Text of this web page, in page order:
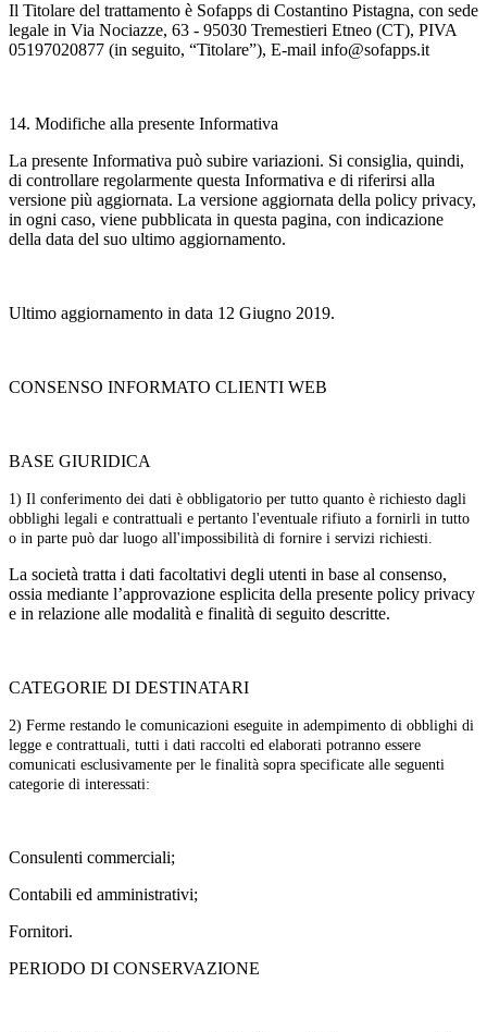
Il Titolare del trattamento è Sofapps di Costantino Pistagna, con sede
legale in Via Nociazze, 63 - 95030 Tremestieri Etneo (CT), PIVA
05197020877 (in seguito, “Titolare”), E-mail info@sofapps.it
14. Modifiche alla presente Informativa
La presente Informativa può subire variazioni. Si consiglia, quindi,
di controllare regolarmente questa Informativa e di riferirsi alla
versione più aggiornata. La versione aggiornata della policy privacy,
in ogni caso, viene pubblicata in questa pagina, con indicazione
della data del suo ultimo aggiornamento.
Ultimo aggiornamento in data 12 Giugno 2019.
CONSENSO INFORMATO CLIENTI WEB
BASE GIURIDICA
1) Il conferimento dei dati è obbligatorio per tutto quanto è richiesto dagli
obblighi legali e contrattuali e pertanto l'eventuale rifiuto a fornirli in tutto
o in parte può dar luogo all'impossibilità di fornire i servizi richiesti.
La società tratta i dati facoltativi degli utenti in base al consenso,
ossia mediante l’approvazione esplicita della presente policy privacy
e in relazione alle modalità e finalità di seguito descritte.
CATEGORIE DI DESTINATARI
2) Ferme restando le comunicazioni eseguite in adempimento di obblighi di
legge e contrattuali, tutti i dati raccolti ed elaborati potranno essere
comunicati esclusivamente per le finalità sopra specificate alle seguenti
categorie di interessati:
Consulenti commerciali;
Contabili ed amministrativi;
Fornitori.
PERIODO DI CONSERVAZIONE